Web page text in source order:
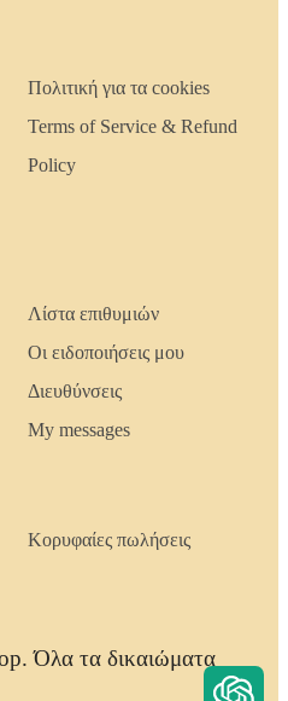
Πολιτική για τα cookies
Terms of Service & Refund
Policy
Λίστα επιθυμιών
Οι ειδοποιήσεις μου
Διευθύνσεις
My messages
Κορυφαίες πωλήσεις
Όλα τα δικαιώματα